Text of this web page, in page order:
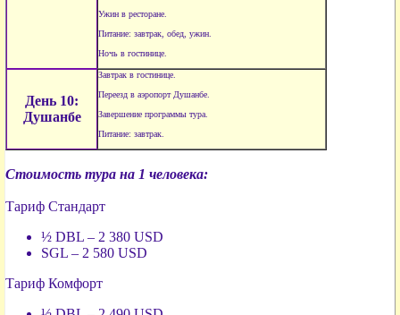
Ужин в ресторане.
Питание: завтрак, обед, ужин.
Ночь в гостинице.
День 10:
Душанбе
Завтрак в гостинице.
Переезд в аэропорт Душанбе.
Завершение программы тура.
Питание: завтрак.
Стоимость тура на 1 человека:
Тариф Стандарт
½ DBL – 2 380 USD
SGL – 2 580 USD
Тариф Комфорт